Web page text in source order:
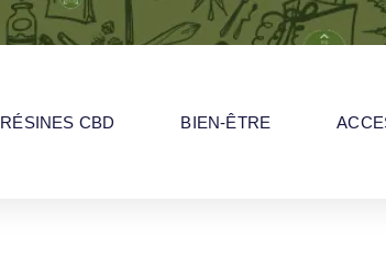
RÉSINES CBD BIEN-ÊTRE